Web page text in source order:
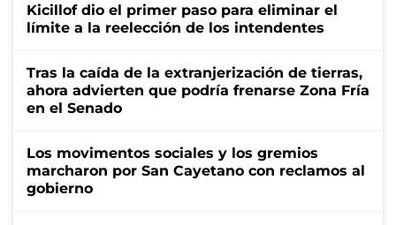
Kicillof dio el primer paso para eliminar el
límite a la reelección de los intendentes
Tras la caída de la extranjerización de tierras,
ahora advierten que podría frenarse Zona Fría
en el Senado
Los movimentos sociales y los gremios
marcharon por San Cayetano con reclamos al
gobierno